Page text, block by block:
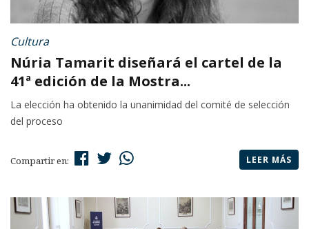
Cultura
Núria Tamarit diseñará el cartel de la
41ª edición de la Mostra...
La elección ha obtenido la unanimidad del comité de selección
del proceso
Compartir en: LEER MÁS